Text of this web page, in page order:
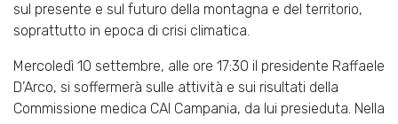
sul presente e sul futuro della montagna e del territorio,
soprattutto in epoca di crisi climatica.
Mercoledì 10 settembre, alle ore 17:30 il presidente Raffaele
D’Arco, si soffermerà sulle attività e sui risultati della
Commissione medica CAI Campania, da lui presieduta. Nella